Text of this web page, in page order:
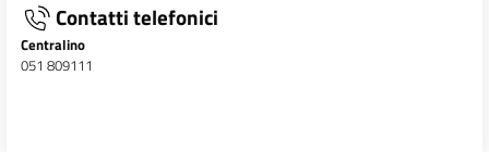
Contatti telefonici
Centralino
051 809111